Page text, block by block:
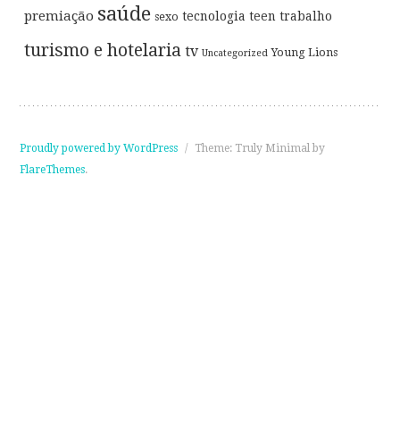
premiação saúde sexo tecnologia teen trabalho
turismo e hotelaria tv Uncategorized Young Lions
Proudly powered by WordPress /
Theme: Truly Minimal by
FlareThemes.